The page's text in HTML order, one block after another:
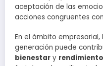
aceptación de las
acciones congruentes
En el ámbito
generación puede
bienestar y